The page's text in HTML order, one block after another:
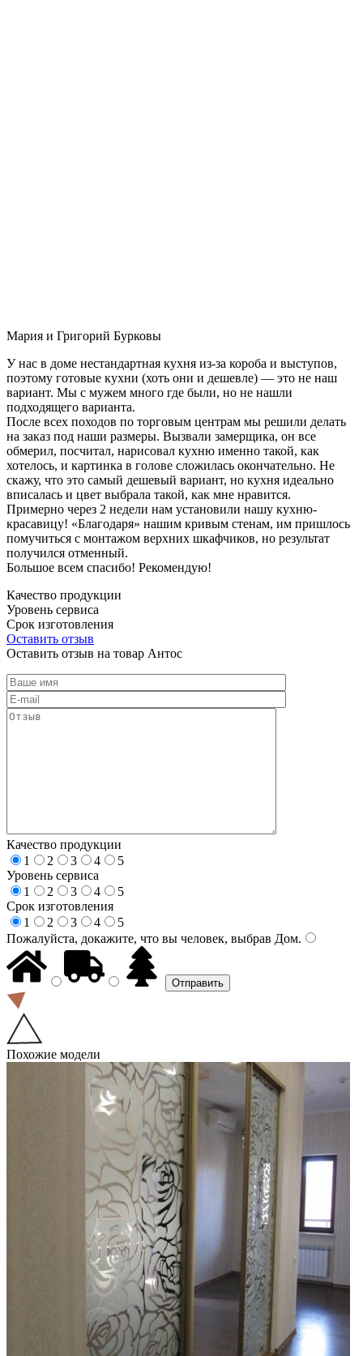
Мария и Григорий Бурковы
У нас в доме нестандартная кухня из-за короба и выступов,
поэтому готовые кухни (хоть они и дешевле) — это не наш
вариант. Мы с мужем много где были, но не нашли
подходящего варианта.
После всех походов по торговым центрам мы решили делать
на заказ под наши размеры. Вызвали замерщика, он все
обмерил, посчитал, нарисовал кухню именно такой, как
хотелось, и картинка в голове сложилась окончательно. Не
скажу, что это самый дешевый вариант, но кухня идеально
вписалась и цвет выбрала такой, как мне нравится.
Примерно через 2 недели нам установили нашу кухню-
красавицу! «Благодаря» нашим кривым стенам, им пришлось
помучиться с монтажом верхних шкафчиков, но результат
получился отменный.
Большое всем спасибо! Рекомендую!
Качество продукции
Уровень сервиса
Срок изготовления
Оставить отзыв
Оставить отзыв на товар Антос
Качество продукции
1
2 3 4
5
Уровень сервиса
1
2 3 4
5
Срок изготовления
1
2 3 4
5
Пожалуйста, докажите, что вы человек, выбрав Дом.
Похожие модели